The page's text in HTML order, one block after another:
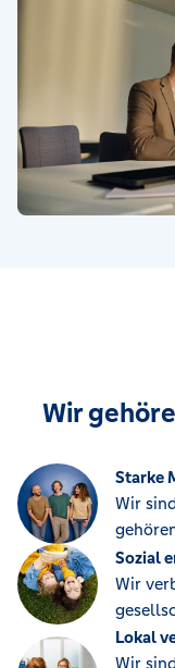
Wir
Starke
Wir
Sozial
Wir
Lokal
Wir